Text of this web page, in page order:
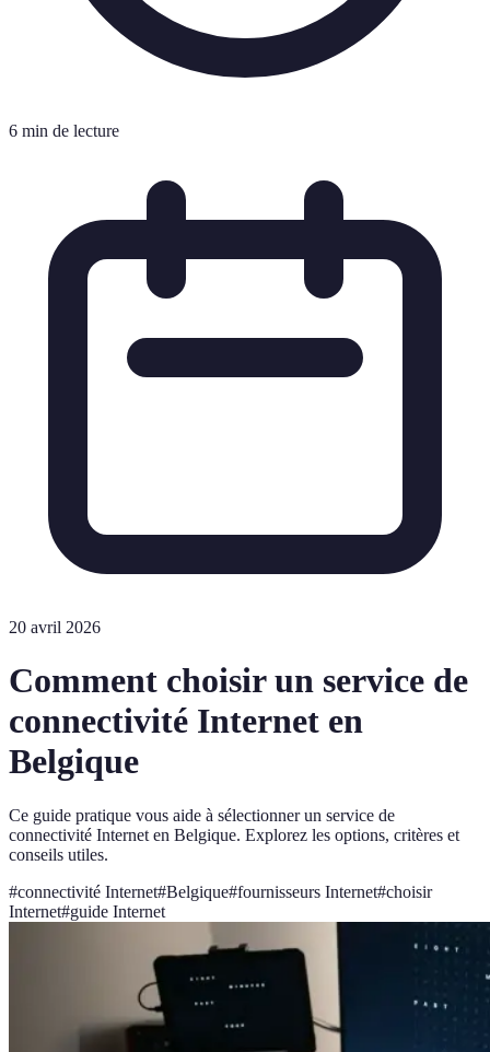
6 min de lecture
20 avril 2026
Comment choisir un service de
connectivité Internet en
Belgique
Ce guide pratique vous aide à sélectionner un service de
connectivité Internet en Belgique. Explorez les options, critères et
conseils utiles.
#connectivité Internet#Belgique#fournisseurs Internet#choisir
Internet#guide Internet